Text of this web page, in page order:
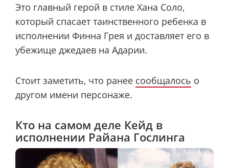
Это главный герой в стиле Хана Соло,
который спасает таинственного ребенка в
исполнении Финна Грея и доставляет его в
убежище джедаев на Адарии.
Стоит заметить, что ранее сообщалось о
другом имени персонаже.
Кто на самом деле Кейд в
исполнении Райана Гослинга